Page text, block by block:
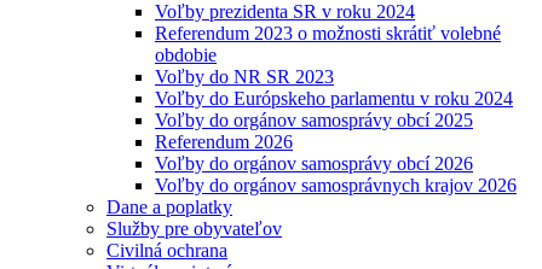
Voľby prezidenta SR v roku 2024
Referendum 2023 o možnosti skrátiť volebné
obdobie
Voľby do NR SR 2023
Voľby do Európskeho parlamentu v roku 2024
Voľby do orgánov samosprávy obcí 2025
Referendum 2026
Voľby do orgánov samosprávy obcí 2026
Voľby do orgánov samosprávnych krajov 2026
Dane a poplatky
Služby pre obyvateľov
Civilná ochrana